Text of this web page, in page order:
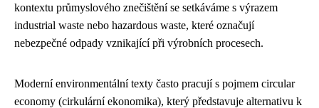
kontextu průmyslového znečištění se setkáváme s výrazem
industrial waste nebo hazardous waste, které označují
nebezpečné odpady vznikající při výrobních procesech.
Moderní environmentální texty často pracují s pojmem circular
economy (cirkulární ekonomika), který představuje alternativu k